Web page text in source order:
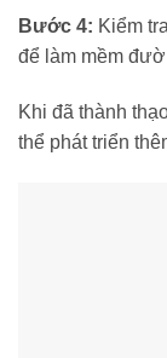
Bước 4: Kiểm
để làm mềm
Khi đã thành
thể phát triển